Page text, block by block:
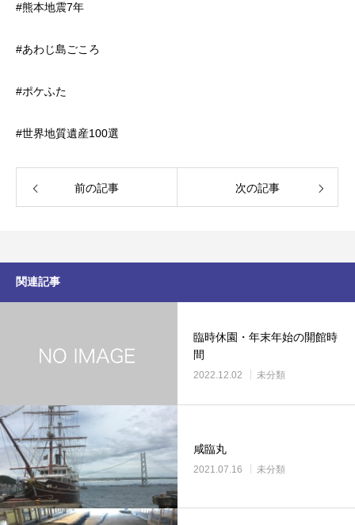
#熊本地震7年
#あわじ島ごころ
#ポケふた
#世界地質遺産100選
前の記事 次の記事
関連記事
臨時休園・年末年始の開館時
間
2022.12.02 未分類
咸臨丸
2021.07.16 未分類